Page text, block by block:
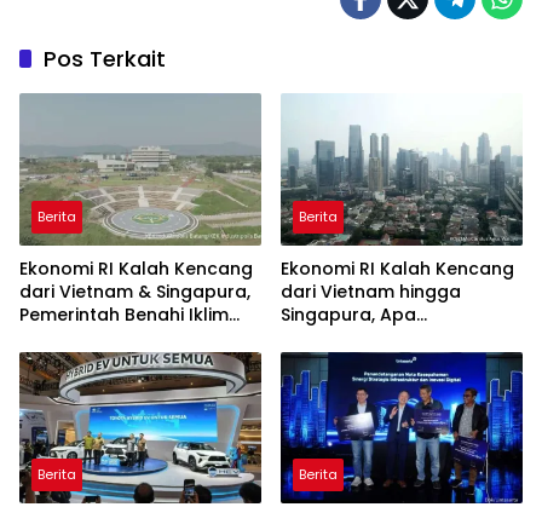
Pos Terkait
Berita
Ekonomi RI Kalah Kencang
dari Vietnam & Singapura,
Pemerintah Benahi Iklim
Berita
Ekonomi RI Kalah Kencang
dari Vietnam hingga
Singapura, Apa
Berita Berita